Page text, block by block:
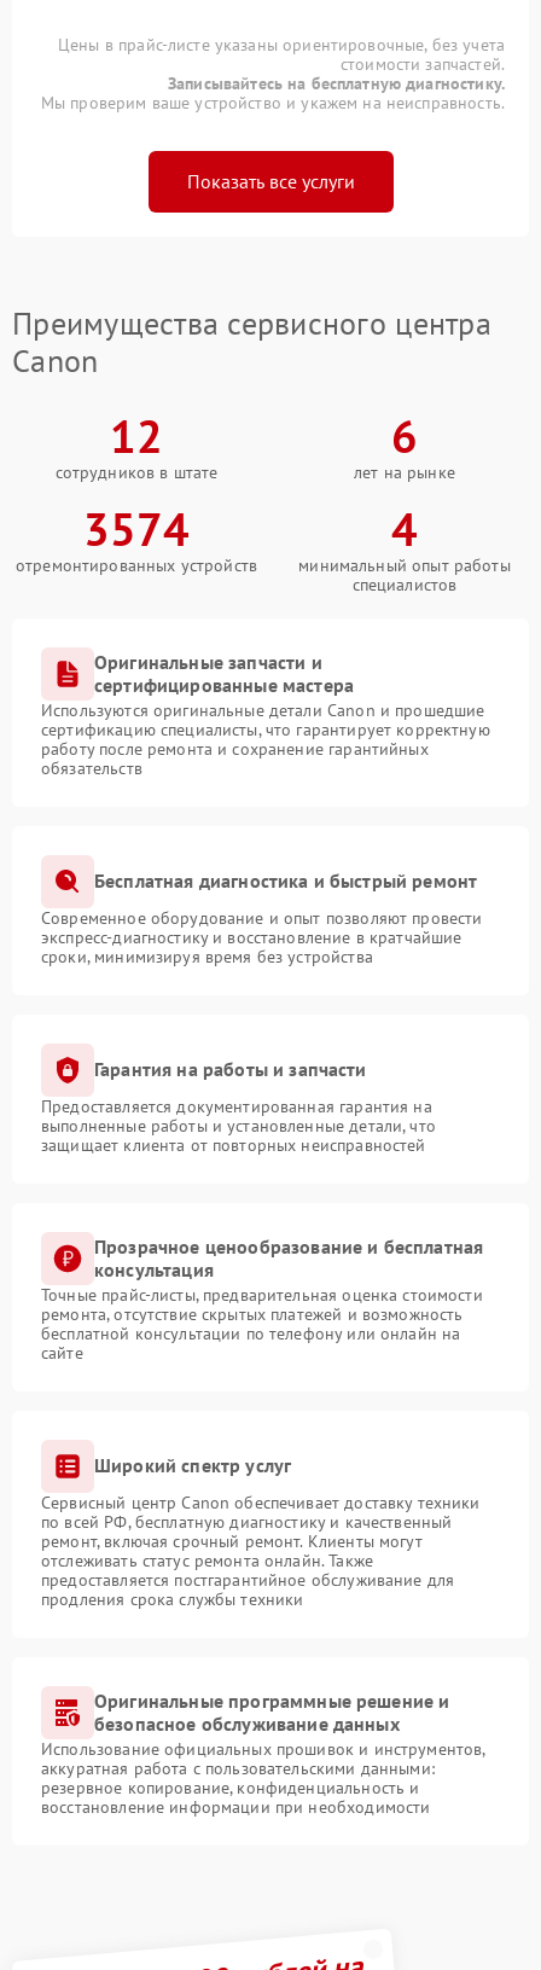
Цены в прайс-листе указаны ориентировочные, без учета
стоимости запчастей.
Записывайтесь на бесплатную диагностику.
Мы проверим ваше устройство и укажем на неисправность.
Показать все услуги
Преимущества сервисного центра
Canon
12
сотрудников в штате
6
лет на рынке
3574
отремонтированных устройств
4
минимальный опыт работы
специалистов
Оригинальные запчасти и
сертифицированные мастера
Используются оригинальные детали Canon и прошедшие
сертификацию специалисты, что гарантирует корректную
работу после ремонта и сохранение гарантийных
обязательств
Бесплатная диагностика и быстрый ремонт
Современное оборудование и опыт позволяют провести
экспресс-диагностику и восстановление в кратчайшие
сроки, минимизируя время без устройства
Гарантия на работы и запчасти
Предоставляется документированная гарантия на
выполненные работы и установленные детали, что
защищает клиента от повторных неисправностей
Прозрачное ценообразование и бесплатная
консультация
Точные прайс-листы, предварительная оценка стоимости
ремонта, отсутствие скрытых платежей и возможность
бесплатной консультации по телефону или онлайн на
сайте
Широкий спектр услуг
Сервисный центр Canon обеспечивает доставку техники
по всей РФ, бесплатную диагностику и качественный
ремонт, включая срочный ремонт. Клиенты могут
отслеживать статус ремонта онлайн. Также
предоставляется постгарантийное обслуживание для
продления срока службы техники
Оригинальные программные решение и
безопасное обслуживание данных
Использование официальных прошивок и инструментов,
аккуратная работа с пользовательскими данными:
резервное копирование, конфиденциальность и
восстановление информации при необходимости